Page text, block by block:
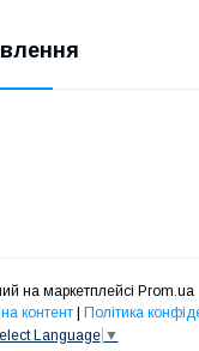
на маркетплейсі Prom.ua
контент
Політика
Language ▼